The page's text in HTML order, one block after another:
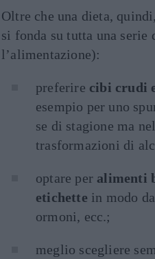
Oltre che una dieta,
si fonda su tutta una
l’alimentazione):
preferire cibi crudi
esempio per uno
se di stagione ma
trasformazioni di
optare per alimenti
etichette in modo
ormoni, ecc.;
meglio scegliere